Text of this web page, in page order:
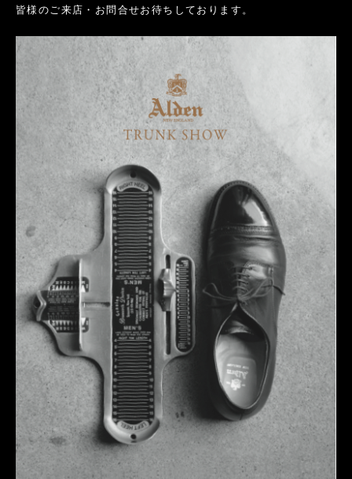
皆様のご来店・お問合せお待ちしております。